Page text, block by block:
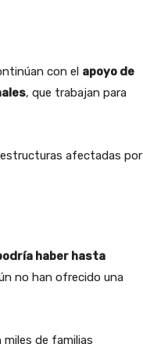
con el apoyo de
, que trabajan para
afectadas por
haber hasta
no han ofrecido una
de familias